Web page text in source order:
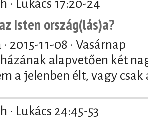
· Lukács 17:20-24
Isten ország(lás)a?
2015-11-08 · Vasárnap
alapvetően két
a jelenben élt, vagy csak
· Lukács 24:45-53